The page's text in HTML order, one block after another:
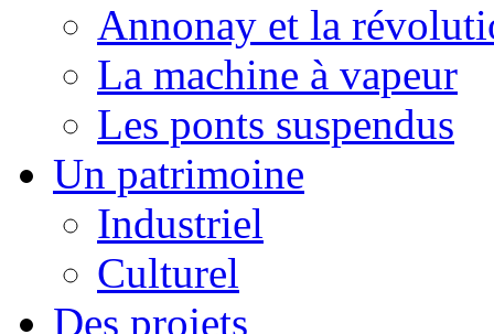
Annonay et la
La machine à vapeur
Les ponts suspendus
Un patrimoine
Industriel
Culturel
Des projets